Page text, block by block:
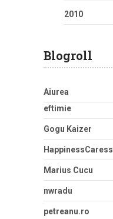
2010
Blogroll
Aiurea
eftimie
Gogu Kaizer
HappinessCaress
Marius Cucu
nwradu
petreanu.ro